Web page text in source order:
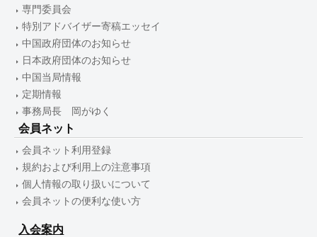
専門委員会
特別アドバイザー寄稿エッセイ
中国政府団体のお知らせ
日本政府団体のお知らせ
中国当局情報
定期情報
事務局長 岡がゆく
会員ネット
会員ネット利用登録
規約および利用上の注意事項
個人情報の取り扱いについて
会員ネットの便利な使い方
入会案内